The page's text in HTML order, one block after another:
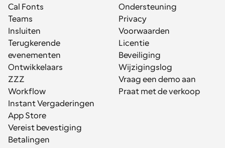
Cal Fonts
Teams
Insluiten
Terugkerende
evenementen
Ontwikkelaars
ZZZ
Workflow
Instant Vergaderingen
App Store
Vereist bevestiging
Betalingen
Ondersteuning
Privacy
Voorwaarden
Licentie
Beveiliging
Wijzigingslog
Vraag een demo aan
Praat met de verkoop